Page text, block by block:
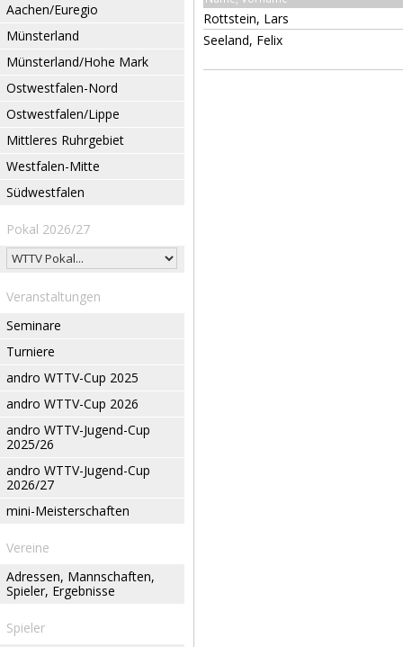
Aachen/Euregio
Münsterland
Münsterland/Hohe Mark
Ostwestfalen-Nord
Ostwestfalen/Lippe
Mittleres Ruhrgebiet
Westfalen-Mitte
Südwestfalen
Pokal 2026/27
Veranstaltungen
Seminare
Turniere
andro WTTV-Cup 2025
andro WTTV-Cup 2026
andro WTTV-Jugend-Cup
2025/26
andro WTTV-Jugend-Cup
2026/27
mini-Meisterschaften
Vereine
Adressen, Mannschaften,
Spieler, Ergebnisse
Spieler
Rottstein, Lars
Seeland, Felix